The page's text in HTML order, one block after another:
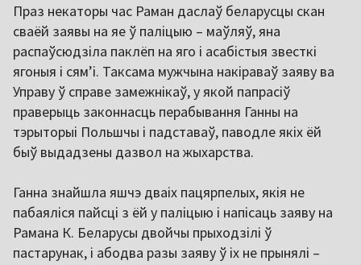
Праз некаторы час Раман даслаў беларусцы скан
сваёй заявы на яе ў паліцыю – маўляў, яна
распаўсюдзіла паклёп на яго і асабістыя звесткі
ягоныя і сям’і. Таксама мужчына накіраваў заяву ва
Управу ў справе замежнікаў, у якой папрасіў
праверыць законнасць перабывання Ганны на
тэрыторыі Польшчы і падставаў, паводле якіх ёй
быў выдадзены дазвол на жыхарства.
Ганна знайшла яшчэ дваіх пацярпелых, якія не
пабаяліся пайсці з ёй у паліцыю і напісаць заяву на
Рамана К. Беларусы двойчы прыходзілі ў
пастарунак, і абодва разы заяву ў іх не прынялі –